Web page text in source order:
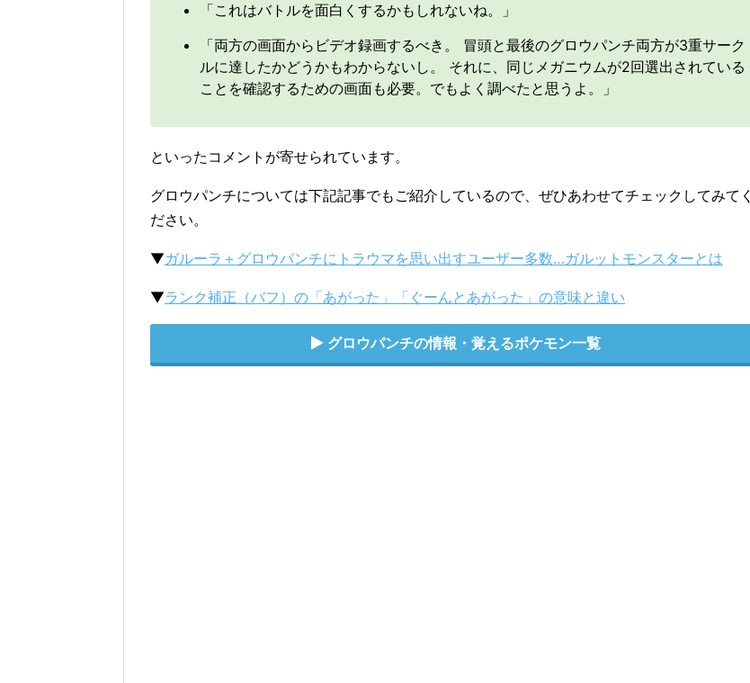
「これはバトルを面白くするかもしれないね。」
「両方の画面からビデオ録画するべき。 冒頭と最後のグロウパンチ両方が3重サーク
ルに達したかどうかもわからないし。 それに、同じメガニウムが2回選出されている
ことを確認するための画面も必要。でもよく調べたと思うよ。」
といったコメントが寄せられています。
グロウパンチについては下記記事でもご紹介しているので、ぜひあわせてチェックしてみてく
ださい。
▼ガルーラ＋グロウパンチにトラウマを思い出すユーザー多数…ガルットモンスターとは
▼ランク補正（バフ）の「あがった」「ぐーんとあがった」の意味と違い
グロウパンチの情報・覚えるポケモン一覧